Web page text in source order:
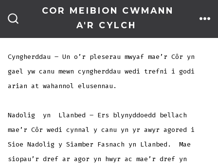
COR MEIBION CWMANN
A'R CYLCH
Cyngherddau – Un o’r pleserau mwyaf mae’r Côr yn
gael yw canu mewn cyngherddau wedi trefni i godi
arian at wahannol elusennau.
Nadolig yn Llanbed – Ers blynyddoedd bellach
mae’r Côr wedi cynnal y canu yn yr awyr agored i
Sioe Nadolig y Siamber Fasnach yn Llanbed. Mae
siopau’r dref ar agor yn hwyr ac mae’r dref yn